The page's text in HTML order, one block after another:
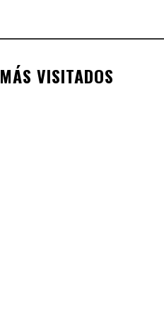
MÁS VISITADOS